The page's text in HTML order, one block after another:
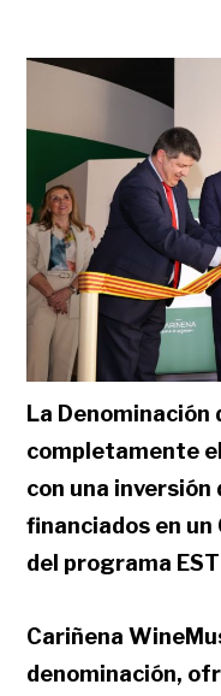
La
completamente
con una inversión
financiados en
del programa
Cariñena
denominación,